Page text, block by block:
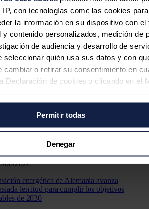
IP, con tecnologías como las cookies para
la información en su dispositivo con el
y contenido personalizados, medición de
de audiencia y desarrollo de
seleccionar quién usa sus datos y con
cambiar o retirar su consentimiento en
Declaración de cookies o clicando en el
quisiéramos:
sobre su ubicación geográfica
precisión de varios metros
dispositivo analizándolo activamente
específicas (huellas digitales)
sobre cómo se procesan sus
sus preferencias en lasección de
retirar su consentimiento en cualquier
Permitir todas
Denegar
al precio marca el
energético en Alemania
08/2026